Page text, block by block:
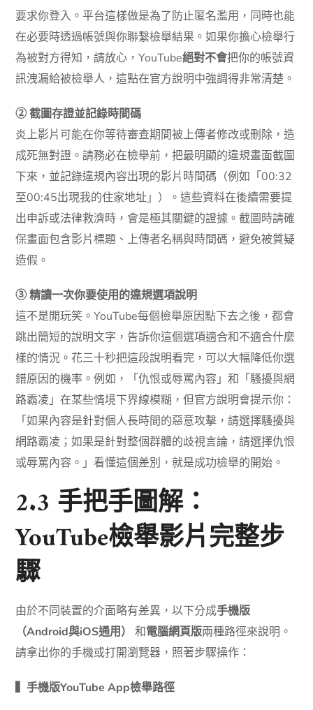
要求你登入。平台這樣做是為了防止匿名濫用，同時也能
在必要時透過帳號與你聯繫檢舉結果。如果你擔心檢舉行
為被對方得知，請放心，YouTube絕對不會把你的帳號資
訊洩漏給被檢舉人，這點在官方說明中強調得非常清楚。
② 截圖存證並記錄時間碼
炎上影片可能在你等待審查期間被上傳者修改或刪除，造
成死無對證。請務必在檢舉前，把最明顯的違規畫面截圖
下來，並記錄違規內容出現的影片時間碼（例如「00:32
至00:45出現我的住家地址」）。這些資料在後續需要提
出申訴或法律救濟時，會是極其關鍵的證據。截圖時請確
保畫面包含影片標題、上傳者名稱與時間碼，避免被質疑
造假。
③ 精讀一次你要使用的違規選項說明
這不是開玩笑。YouTube每個檢舉原因點下去之後，都會
跳出簡短的說明文字，告訴你這個選項適合和不適合什麼
樣的情況。花三十秒把這段說明看完，可以大幅降低你選
錯原因的機率。例如，「仇恨或辱罵內容」和「騷擾與網
路霸凌」在某些情境下界線模糊，但官方說明會提示你：
「如果內容是針對個人長時間的惡意攻擊，請選擇騷擾與
網路霸凌；如果是針對整個群體的歧視言論，請選擇仇恨
或辱罵內容。」看懂這個差別，就是成功檢舉的開始。
2.3 手把手圖解：
YouTube檢舉影片完整步
驟
由於不同裝置的介面略有差異，以下分成手機版
（Android與iOS通用）
和電腦網頁版兩種路徑來說明。
請拿出你的手機或打開瀏覽器，照著步驟操作：
▍手機版YouTube App檢舉路徑